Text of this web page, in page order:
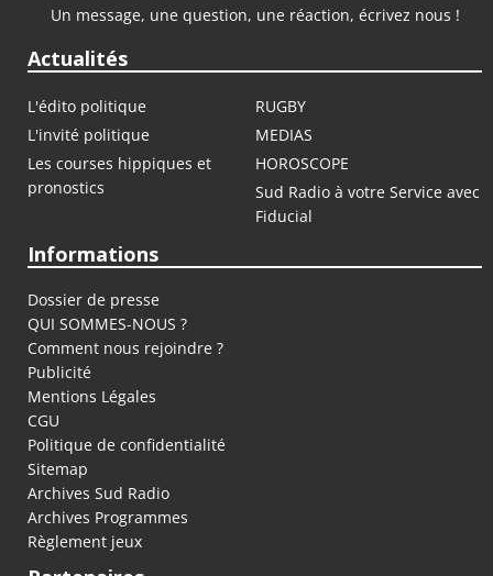
Un message, une question, une réaction, écrivez nous !
Actualités
L'édito politique
RUGBY
L'invité politique
MEDIAS
Les courses hippiques et
pronostics
HOROSCOPE
Sud Radio à votre Service avec
Fiducial
Informations
Dossier de presse
QUI SOMMES-NOUS ?
Comment nous rejoindre ?
Publicité
Mentions Légales
CGU
Politique de confidentialité
Sitemap
Archives Sud Radio
Archives Programmes
Règlement jeux